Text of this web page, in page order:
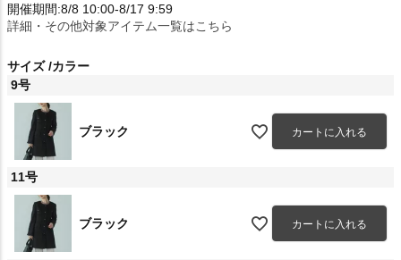
開催期間:8/8 10:00-8/17 9:59
詳細・その他対象アイテム一覧はこちら
サイズ カラー
9号
ブラック カートに入れる
11号
ブラック カートに入れる